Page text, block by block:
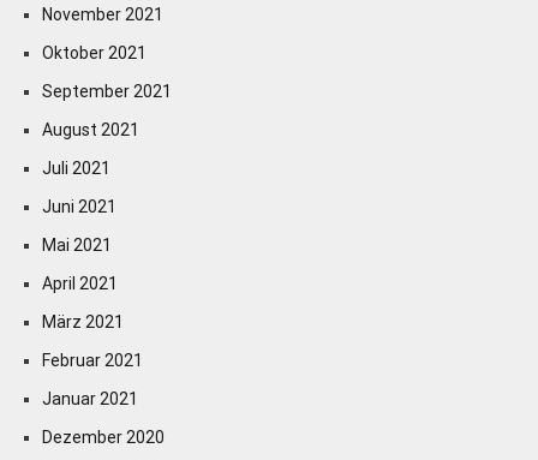
November 2021
Oktober 2021
September 2021
August 2021
Juli 2021
Juni 2021
Mai 2021
April 2021
März 2021
Februar 2021
Januar 2021
Dezember 2020